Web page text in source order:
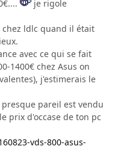
je rigole
chez ldlc quand il était
avec ce qui se fait
1400€ chez Asus on
j'estimerais le
pareil est vendu
prix d'occase de ton pc
vds-800-asus-